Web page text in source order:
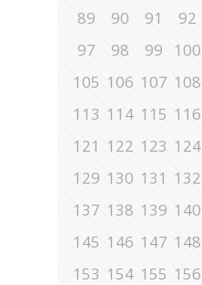
89
90 91 92
97
98 99 100
105 106 107 108
113 114 115 116
121 122 123 124
129 130 131 132
137 138 139 140
145 146 147 148
153 154 155 156